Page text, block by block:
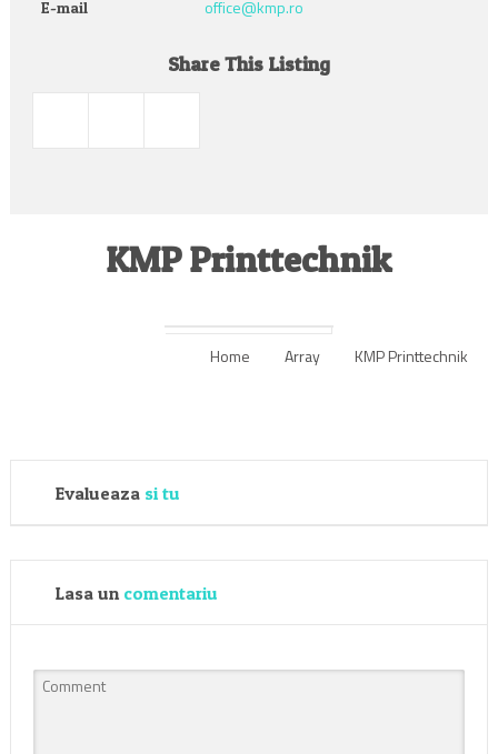
E-mail office@kmp.ro
Share This Listing
KMP Printtechnik
Home Array KMP Printtechnik
Evalueaza si tu
Lasa un comentariu